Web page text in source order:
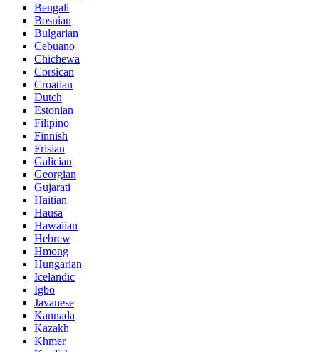
Bengali
Bosnian
Bulgarian
Cebuano
Chichewa
Corsican
Croatian
Dutch
Estonian
Filipino
Finnish
Frisian
Galician
Georgian
Gujarati
Haitian
Hausa
Hawaiian
Hebrew
Hmong
Hungarian
Icelandic
Igbo
Javanese
Kannada
Kazakh
Khmer